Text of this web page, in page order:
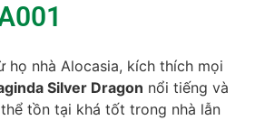
họ nhà Alocasia, kích thích mọi
Silver Dragon nổi tiếng và
tồn tại khá tốt trong nhà lẫn